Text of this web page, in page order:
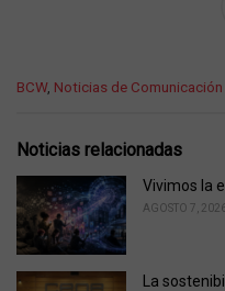
C
e
o
r
e
BCW, Noticias de Comunicación
Noticias relacionadas
Vivimos la
AGOSTO 7,
La